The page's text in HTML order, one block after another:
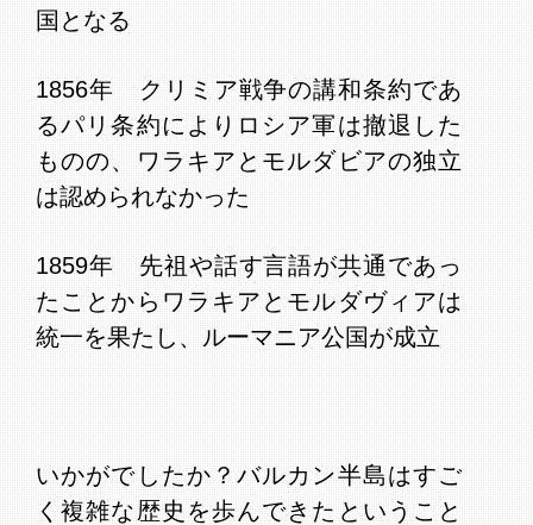
国となる
1856年　クリミア戦争の講和条約であ
るパリ条約によりロシア軍は撤退した
ものの、ワラキアとモルダビアの独立
は認められなかった
1859年　先祖や話す言語が共通であっ
たことからワラキアとモルダヴィアは
統一を果たし、ルーマニア公国が成立
いかがでしたか？バルカン半島はすご
く複雑な歴史を歩んできたということ